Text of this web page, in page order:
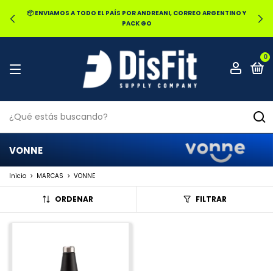
📦 ENVIAMOS A TODO EL PAÍS POR ANDREANI, CORREO ARGENTINO Y
PACK GO
0
VONNE
Inicio > MARCAS > VONNE
ORDENAR FILTRAR